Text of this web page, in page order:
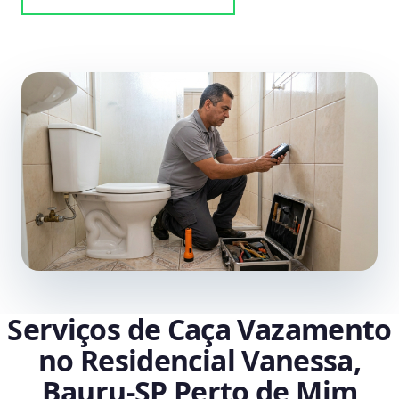
Serviços de Caça Vazamento
no Residencial Vanessa,